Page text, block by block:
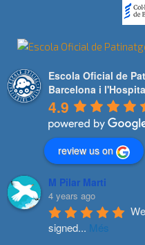
Escola Oficial de
Barcelona i
4.9
review us on
M Pilar Marti
4 years ago
signed... Més